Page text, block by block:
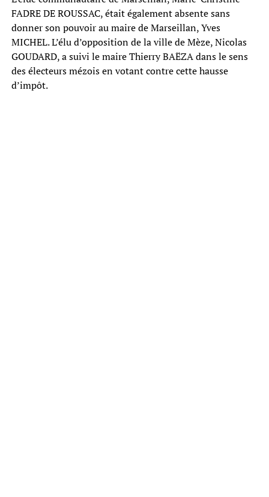
FADRE DE ROUSSAC, était également absente sans
donner son pouvoir au maire de Marseillan, Yves
MICHEL. L’élu d’opposition de la ville de Mèze, Nicolas
GOUDARD, a suivi le maire Thierry BAËZA dans le sens
des électeurs mézois en votant contre cette hausse
d’impôt.